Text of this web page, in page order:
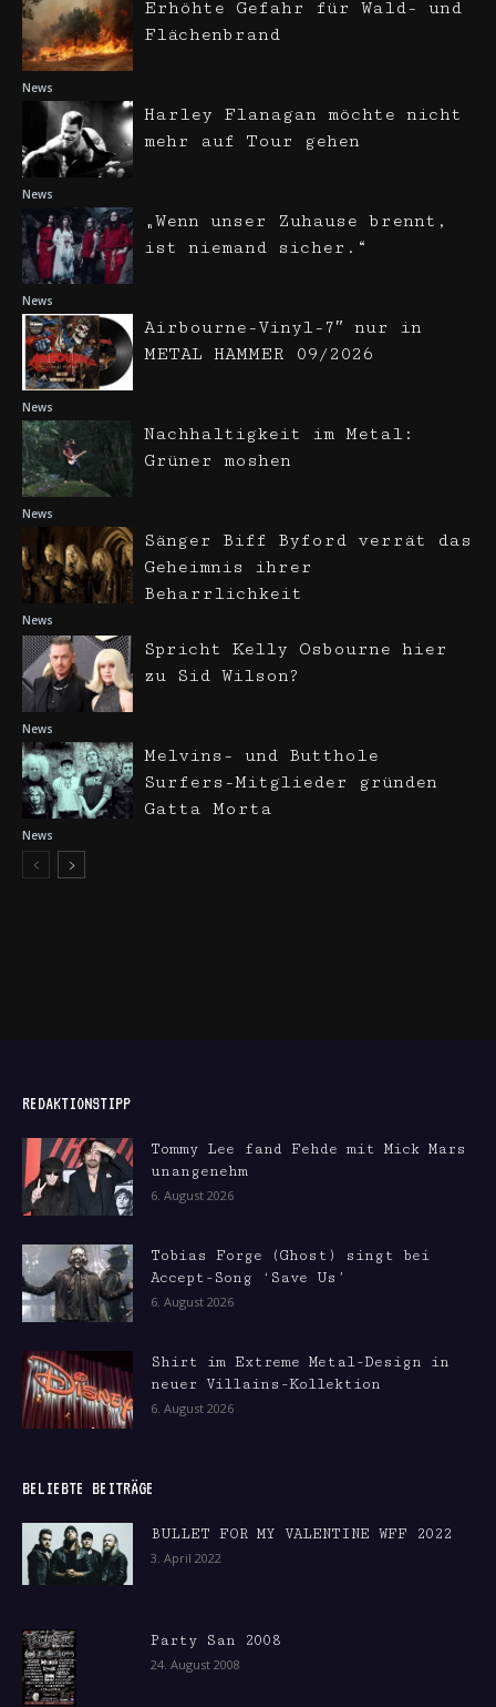
News
Erhöhte Gefahr für Wald- und
Flächenbrand
News
Harley Flanagan möchte nicht
mehr auf Tour gehen
News
„Wenn unser Zuhause brennt,
ist niemand sicher.“
News
Airbourne-Vinyl-7″ nur in
METAL HAMMER 09/2026
News
Nachhaltigkeit im Metal:
Grüner moshen
News
Sänger Biff Byford verrät das
Geheimnis ihrer
Beharrlichkeit
News
Spricht Kelly Osbourne hier
zu Sid Wilson?
News
Melvins- und Butthole
Surfers-Mitglieder gründen
Gatta Morta
REDAKTIONSTIPP
Tommy Lee fand Fehde mit Mick Mars
unangenehm
6. August 2026
Tobias Forge (Ghost) singt bei
Accept-Song ‘Save Us’
6. August 2026
Shirt im Extreme Metal-Design in
neuer Villains-Kollektion
6. August 2026
BELIEBTE BEITRÄGE
BULLET FOR MY VALENTINE WFF 2022
3. April 2022
Party San 2008
24. August 2008